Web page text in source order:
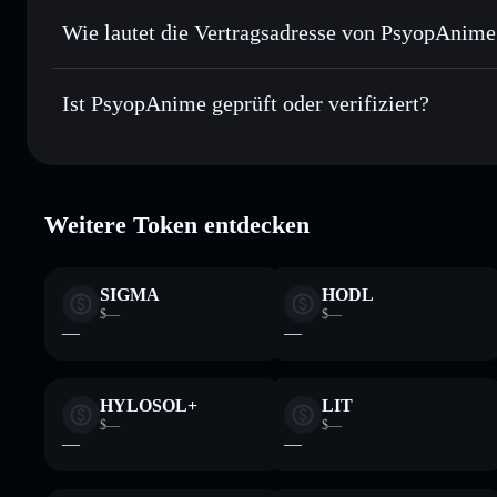
integrierten Privacy Aggregators
kontrollierst
Privacy
Wie lautet die Vertragsadresse von
PsyopAnime
Ist PsyopAnime geprüft oder verifiziert?
Weitere Token entdecken
SIGMA
$—
—
HODL
$—
—
HYLOSOL+
$—
—
LIT
$—
—